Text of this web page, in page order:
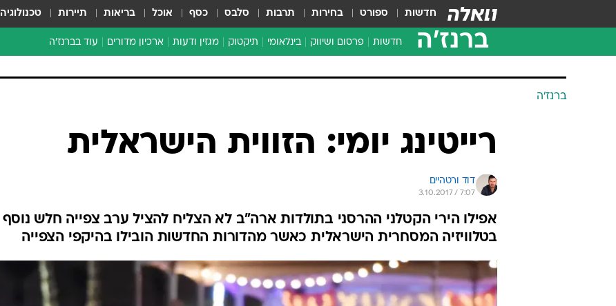
חדשות ספורט בחירות תרבות סלבס כסף אוכל בריאות תיירות טכנולוגיה
ברנז'ה חדשות פרסום ושיווק בינלאומי תיקטוק מגזין ודעות ארכיון מדורים עוד בברנז'ה
ברנז'ה
רייטינג יומי: הזווית הישראלית
דוד ורטהיים
3.10.2017 / 7:07
אפילו הירי הקטלני ההרסני בתולדות ארה"ב לא הצליח להציל ערב צפייה חלש נוסף
בטלוויזיה המסחרית הישראלית כאשר מהדורות החדשות הובילו בהיקפי הצפייה